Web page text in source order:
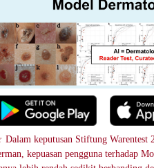
Dalam keputusan Stiftung Warentest
kepuasan pengguna terhadap